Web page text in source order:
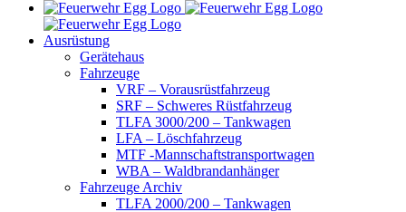
Ausrüstung
Gerätehaus
Fahrzeuge
VRF – Vorausrüstfahrzeug
SRF – Schweres Rüstfahrzeug
TLFA 3000/200 – Tankwagen
LFA – Löschfahrzeug
MTF -Mannschaftstransportwagen
WBA – Waldbrandanhänger
Fahrzeuge Archiv
TLFA 2000/200 – Tankwagen